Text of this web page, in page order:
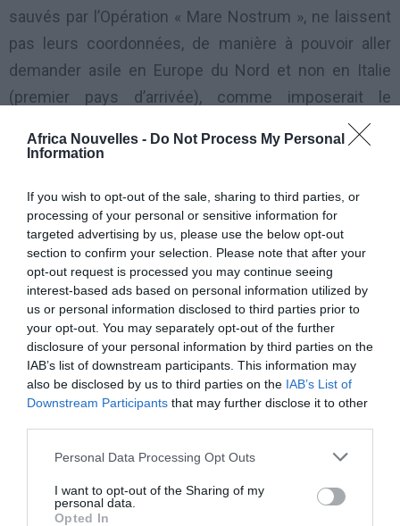
Africa Nouvelles - Do Not Process My Personal
Information
If you wish to opt-out of the sale, sharing to third parties, or
processing of your personal or sensitive information for
targeted advertising by us, please use the below opt-out
section to confirm your selection. Please note that after your
opt-out request is processed you may continue seeing
interest-based ads based on personal information utilized by
us or personal information disclosed to third parties prior to
your opt-out. You may separately opt-out of the further
disclosure of your personal information by third parties on the
IAB’s list of downstream participants. This information may
also be disclosed by us to third parties on the IAB’s List of
Downstream Participants that may further disclose it to other
Personal Data Processing Opt Outs
I want to opt-out of the Sharing of my
personal data.
Opted In
sauvés par l’Opération « Mare Nostrum », ne laissent
pas leurs coordonnées, de manière à pouvoir aller
demander asile en Europe du Nord et non en Italie
(premier pays d’arrivée), comme imposerait le
par le Département de la Sécurité publique du
ministère de l’Intérieur, aux préfets et « questori »
(chefs de la police). Après avoir noté que «certains
États membres se plaignent de plus en plus de la non
identification photographique d’un grand nombre de
migrants», la circulaire parle de la «nécessité de faire
face à la situation d’urgence avec soins renouvelées,
vis-à-vis de l’identification et les photos des
migrants».
Ces derniers mois, on a constaté la difficulté
objective del’identification photographique des
migrants» en raison du « grand nombre important de